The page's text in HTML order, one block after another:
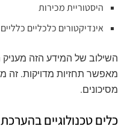
היסטוריית מכירות
אינדיקטורים כלכליים כלליים
השילוב של המידע הזה
מאפשר תחזיות מדויקות. זה
מסיכונים.
כלים טכנולוגיים